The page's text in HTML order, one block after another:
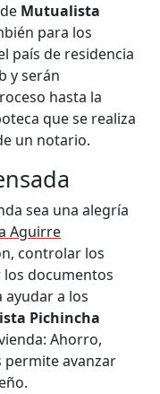
Mutualista
para los
país de residencia
y serán
hasta la
que se realiza
un notario.
sea una alegría
Aguirre
controlar los
documentos
ayudar a los
Pichincha
Ahorro,
permite avanzar